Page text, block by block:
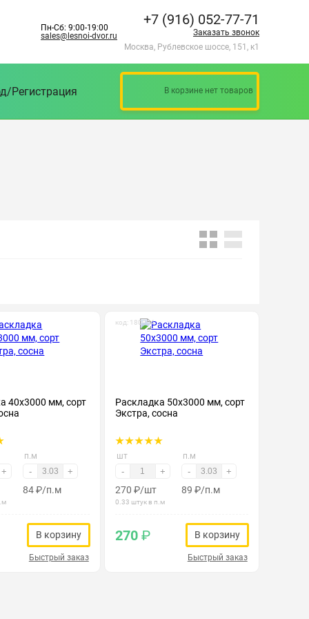
Пн-Сб: 9:00-19:00
sales@lesnoi-dvor.ru
+7 (916) 052-77-71
Заказать звонок
Москва, Рублевское шоссе, 151, к1
Регистрация В корзине нет товаров
40х3000 мм, сорт
+
п.м
- +
84₽/п.м
В корзину
Быстрый заказ
код: 180004
Раскладка 50х3000 мм, сорт
Экстра, сосна
шт
- +
270 ₽/шт
0.33 штук в п.м
п.м
- +
89 ₽/п.м
270₽ В корзину
Быстрый заказ